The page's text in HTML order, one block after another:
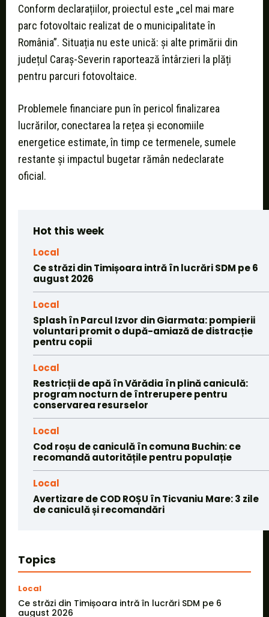
Conform declarațiilor, proiectul este „cel mai mare
parc fotovoltaic realizat de o municipalitate în
România”. Situația nu este unică: și alte primării din
județul Caraș-Severin raportează întârzieri la plăți
pentru parcuri fotovoltaice.
Problemele financiare pun în pericol finalizarea
lucrărilor, conectarea la rețea și economiile
energetice estimate, în timp ce termenele, sumele
restante și impactul bugetar rămân nedeclarate
oficial.
Hot this week
Local
Ce străzi din Timișoara intră în lucrări SDM pe 6
august 2026
Local
Splash în Parcul Izvor din Giarmata: pompierii
voluntari promit o după-amiază de distracție
pentru copii
Local
Restricții de apă în Vărădia în plină caniculă:
program nocturn de întrerupere pentru
conservarea resurselor
Local
Cod roșu de caniculă în comuna Buchin: ce
recomandă autoritățile pentru populație
Local
Avertizare de COD ROȘU în Ticvaniu Mare: 3 zile
de caniculă și recomandări
Topics
Local
Ce străzi din Timișoara intră în lucrări SDM pe 6
august 2026